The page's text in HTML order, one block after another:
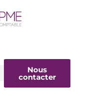
Nous
contacter